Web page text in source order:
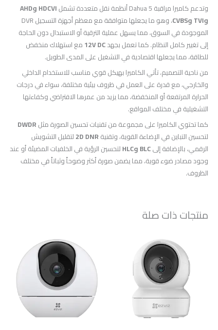
وتدعم كاميرا مراقبة Dahua 5 أنظمة نقل متعددة تشمل
HDCVI وAHD
وTVI وCVBS
، وهو ما يجعلها متوافقة مع معظم أجهزة التسجيل DVR
الموجودة في السوق، مما يسهل عملية الترقية أو الاستبدال دون الحاجة
إلى تغيير كامل النظام. كما تعمل بجهد12V DCمع استهلاك منخفض
للطاقة، مما يجعلها اقتصادية في التشغيل على المدى الطويل.
من ناحية التصميم، تأتي الكاميرا بهيكل قوي مناسب للاستخدام الداخلي
والخارجي، مع قدرة على العمل في ظروف بيئية مختلفة، سواء في درجات
الحرارة المرتفعة أو المنخفضة، مما يزيد من عمرها الافتراضي وكفاءتها
التشغيلية في مختلف المواقع.
كما تحتوي الكاميرا على مجموعة من تقنيات تحسين الصورة مثلDWDR
لتحسين التباين في الإضاءة القوية، وتقنية2D DNRلتقليل التشويش
الرقمي، بالإضافة إلىBLC وHLC
لتحسين الرؤية في الخلفيات المضيئة أو عند
وجود مصادر ضوء قوية، مما يضمن صورة أكثر وضوحاً وثباتاً في مختلف
الظروف.
منتجات ذات صلة